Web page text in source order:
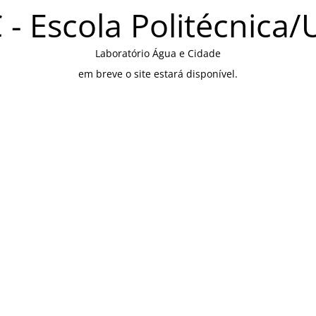
- Escola Politécnica/
Laboratório Água e Cidade
em breve o site estará disponível.